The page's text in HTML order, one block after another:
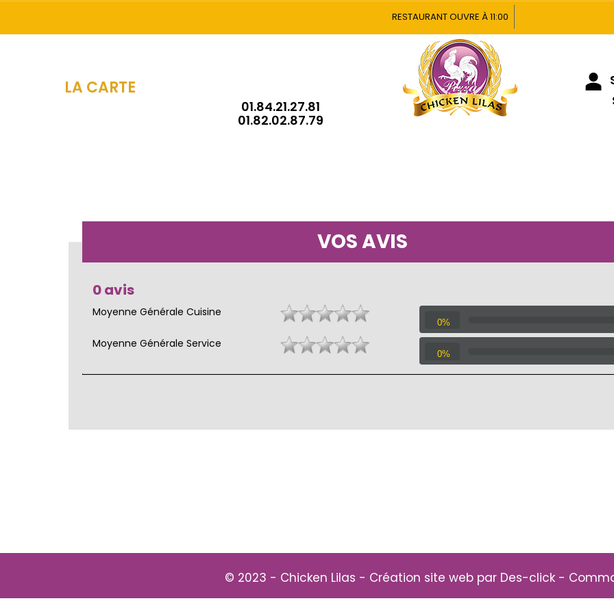
RESTAURANT OUVRE À 11:00
LA CARTE
01.84.21.27.81
01.82.02.87.79
VOS AVIS
0 avis
Moyenne Générale Cuisine
0%
Moyenne Générale Service
0%
© 2023 - Chicken Lilas - Création site web par Des-click -